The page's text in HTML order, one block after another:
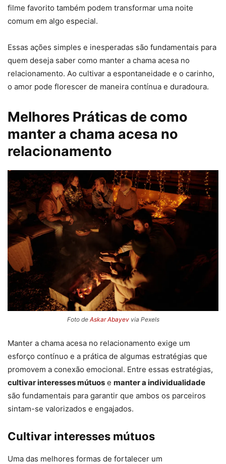
filme favorito também podem transformar uma noite
comum em algo especial.
Essas ações simples e inesperadas são fundamentais para
quem deseja saber como manter a chama acesa no
relacionamento. Ao cultivar a espontaneidade e o carinho,
o amor pode florescer de maneira contínua e duradoura.
Melhores Práticas de como
manter a chama acesa no
relacionamento
Foto de Askar Abayevvia Pexels
Manter a chama acesa no relacionamento exige um
esforço contínuo e a prática de algumas estratégias que
promovem a conexão emocional. Entre essas estratégias,
cultivar interesses mútuos e manter a individualidade
são fundamentais para garantir que ambos os parceiros
sintam-se valorizados e engajados.
Cultivar interesses mútuos
Uma das melhores formas de fortalecer um